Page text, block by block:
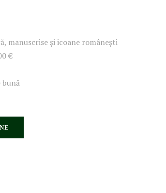
manuscrise și icoane românești
€
bună